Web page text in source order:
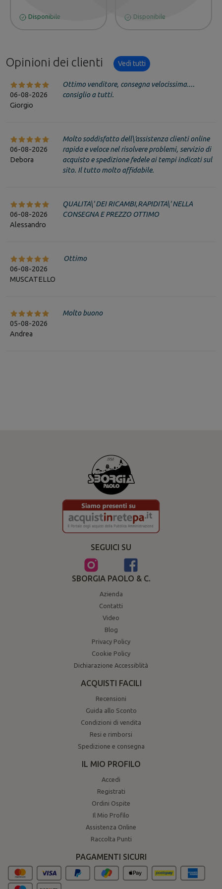
Disponibile Disponibile
Opinioni dei clienti Vedi tutti
06-08-2026
Giorgio
Ottimo venditore, consegna velocissima....
consiglio a tutti.
06-08-2026
Debora
Molto soddisfatto dell\'assistenza clienti online
rapida e veloce nel risolvere problemi, servizio di
acquisto e spedizione fedele ai tempi indicati sul
sito. Il tutto molto affidabile.
06-08-2026
Alessandro
QUALITA\' DEI RICAMBI,RAPIDITA\' NELLA
CONSEGNA E PREZZO OTTIMO
06-08-2026
MUSCATELLO
Ottimo
05-08-2026
Andrea
Molto buono
SEGUICI SU
SBORGIA PAOLO & C.
Azienda
Contatti
Video
Blog
Privacy Policy
Cookie Policy
Dichiarazione Accessiblità
ACQUISTI FACILI
Recensioni
Guida allo Sconto
Condizioni di vendita
Resi e rimborsi
Spedizione e consegna
IL MIO PROFILO
Accedi
Registrati
Ordini Ospite
Il Mio Profilo
Assistenza Online
Raccolta Punti
PAGAMENTI SICURI